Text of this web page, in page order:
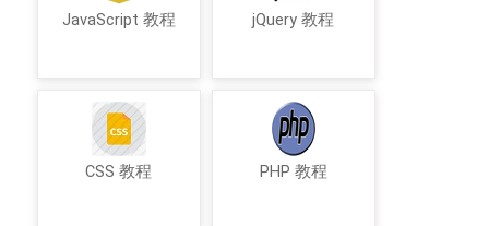
JavaScript 教程 jQuery 教程
CSS 教程 PHP 教程